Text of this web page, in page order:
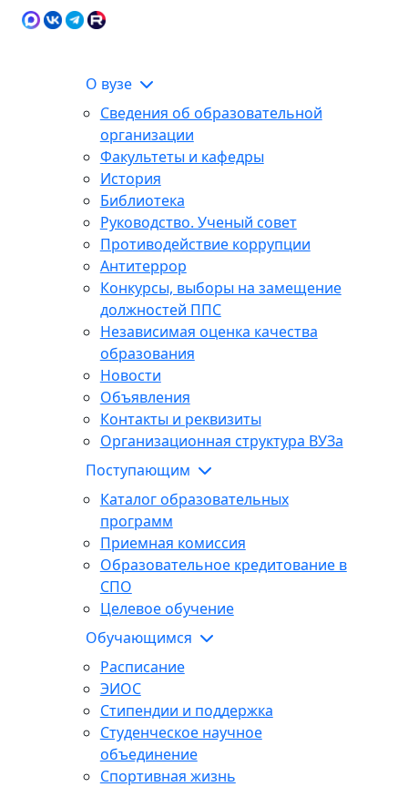
О вузе
Сведения об образовательной
организации
Факультеты и кафедры
История
Библиотека
Руководство. Ученый совет
Противодействие коррупции
Антитеррор
Конкурсы, выборы на замещение
должностей ППС
Независимая оценка качества
образования
Новости
Объявления
Контакты и реквизиты
Организационная структура ВУЗа
Поступающим
Каталог образовательных
программ
Приемная комиссия
Образовательное кредитование в
СПО
Целевое обучение
Обучающимся
Расписание
ЭИОС
Стипендии и поддержка
Студенческое научное
объединение
Спортивная жизнь